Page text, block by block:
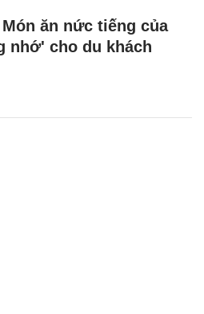
ăn nức tiếng của
nhớ' cho du khách